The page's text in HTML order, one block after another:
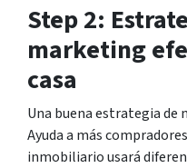
Step 2:
marketing
casa
Una buena estrategia
Ayuda a más
inmobiliario usará